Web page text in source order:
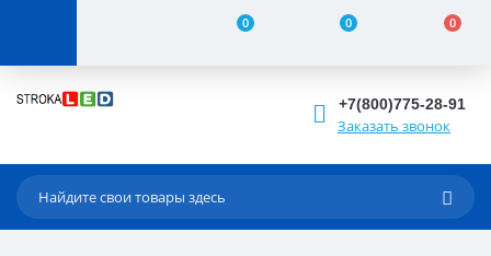
0 0 0
+7(800)775-28-91
Заказать звонок